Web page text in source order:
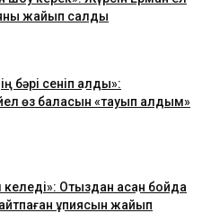
жайып салды
бәрі сеніп қалды»:
өз баласын «тауып алдым»
Отыздан асқан бойдақ
құпиясын жайып